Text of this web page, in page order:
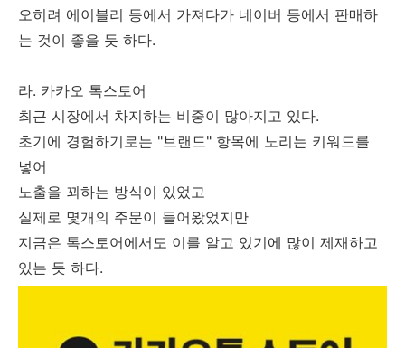
오히려 에이블리 등에서 가져다가 네이버 등에서 판매하
는 것이 좋을 듯 하다.
라. 카카오 톡스토어
최근 시장에서 차지하는 비중이 많아지고 있다.
초기에 경험하기로는 "브랜드" 항목에 노리는 키워드를
넣어
노출을 꾀하는 방식이 있었고
실제로 몇개의 주문이 들어왔었지만
지금은 톡스토어에서도 이를 알고 있기에 많이 제재하고
있는 듯 하다.